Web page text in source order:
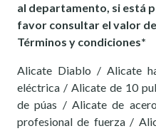
al departamento, si está
favor consultar el valor
Términos y condiciones*
Alicate Diablo / Alicate
eléctrica / Alicate de 10
de púas / Alicate de
profesional de fuerza /